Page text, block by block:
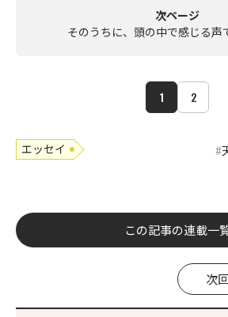
次ページ
そのうちに、頭の中で感じる
1 2
エッセイ
この記事の連載一
次